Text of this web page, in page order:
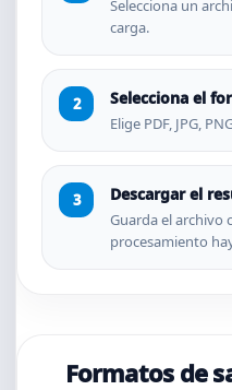
Selecciona un
carga.
Selecciona el
Elige PDF, JPG,
Descargar el
Guarda el archivo
procesamiento
Formatos de